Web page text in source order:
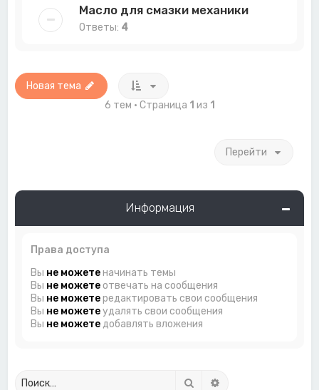
Масло для смазки механики
Ответы: 4
Новая тема
6 тем • Страница 1 из 1
Перейти
Информация
Права доступа
Вы не можетеначинать темы
Вы не можетеотвечать на сообщения
Вы не можетередактировать свои сообщения
Вы не можетеудалять свои сообщения
Вы не можетедобавлять вложения
Поиск